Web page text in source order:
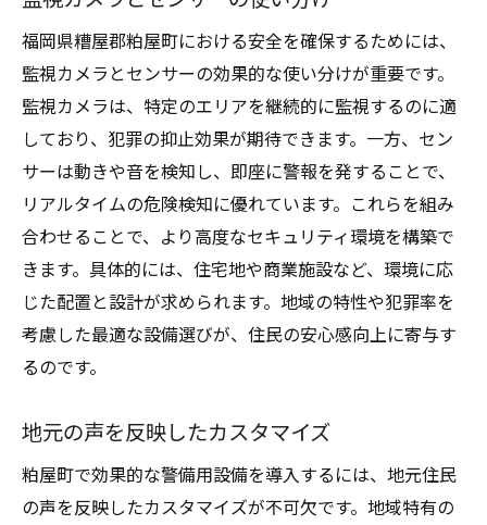
福岡県糟屋郡粕屋町における安全を確保するためには、
監視カメラとセンサーの効果的な使い分けが重要です。
監視カメラは、特定のエリアを継続的に監視するのに適
しており、犯罪の抑止効果が期待できます。一方、セン
サーは動きや音を検知し、即座に警報を発することで、
リアルタイムの危険検知に優れています。これらを組み
合わせることで、より高度なセキュリティ環境を構築で
きます。具体的には、住宅地や商業施設など、環境に応
じた配置と設計が求められます。地域の特性や犯罪率を
考慮した最適な設備選びが、住民の安心感向上に寄与す
るのです。
地元の声を反映したカスタマイズ
粕屋町で効果的な警備用設備を導入するには、地元住民
の声を反映したカスタマイズが不可欠です。地域特有の